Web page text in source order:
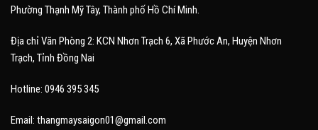
Phường Thạnh Mỹ Tây, Thành phố Hồ Chí Minh.
Địa chỉ Văn Phòng 2: KCN Nhơn Trạch 6, Xã Phước An, Huyện Nhơn
Trạch, Tỉnh Đồng Nai
Hotline: 0946 395 345
Email: thangmaysaigon01@gmail.com